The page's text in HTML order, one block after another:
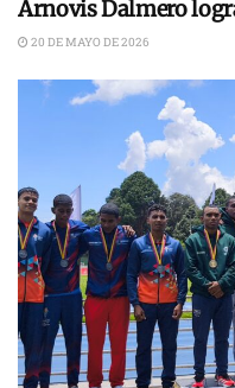
Arnovis Dalmero
20 DE MAYO DE 2026